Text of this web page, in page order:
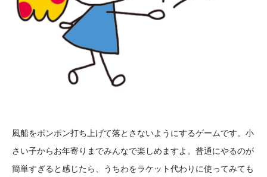
風船をポンポン打ち上げて落とさないようにするゲームです。小
さい子からお年寄りまでみんなで楽しめますよ。普通にやるのが
簡単すぎると感じたら、うちわをラケット代わりに使ってみても